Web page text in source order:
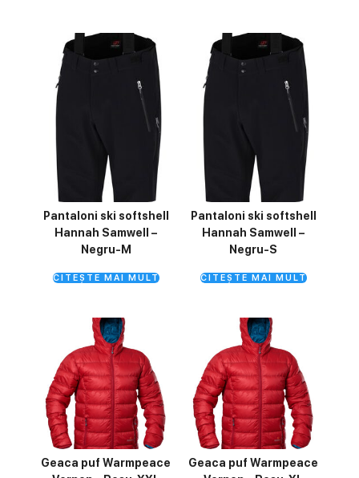
Pantaloni ski softshell
Hannah Samwell –
Negru-M
CITEȘTE MAI MULT
Pantaloni ski softshell
Hannah Samwell –
Negru-S
CITEȘTE MAI MULT
Geaca puf Warmpeace
Geaca puf Warmpeace